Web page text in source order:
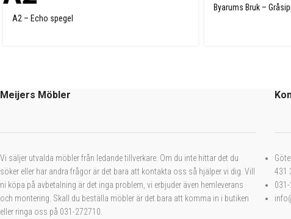
A2 – Echo spegel
Byarums Bruk –
Meijers Möbler
Vi säljer utvalda möbler från ledande tillverkare. Om du inte hittar det du
söker eller har andra frågor är det bara att kontakta oss så hjälper vi dig. Vill
ni köpa på avbetalning är det inga problem, vi erbjuder även hemleverans
och montering. Skall du beställa möbler är det bara att komma in i butiken
eller ringa oss på 031-272710.
431